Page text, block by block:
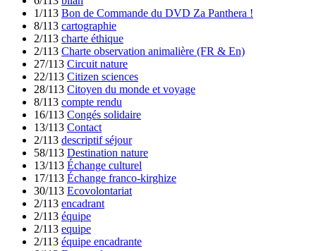
1/113 Bon de Commande du DVD Za Panthera !
8/113 cartographie
2/113 charte éthique
2/113 Charte observation animalière (FR & En)
27/113 Circuit nature
22/113 Citizen sciences
28/113 Citoyen du monde et voyage
8/113 compte rendu
16/113 Congés solidaire
13/113 Contact
2/113 descriptif séjour
58/113 Destination nature
13/113 Échange culturel
17/113 Échange franco-kirghize
30/113 Ecovolontariat
2/113 encadrant
2/113 équipe
2/113 equipe
2/113 équipe encadrante